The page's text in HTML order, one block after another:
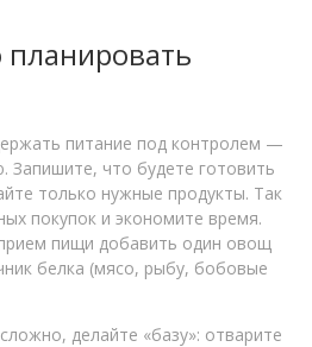
планировать
питание под контролем —
Запишите, что будете готовить
только нужные продукты. Так
покупок и экономите время.
пищи добавить один овощ
белка (мясо, рыбу, бобовые
делайте «базу»: отварите